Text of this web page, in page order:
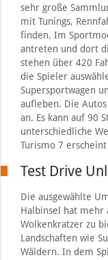
sehr große
mit Tunings,
finden. Im
antreten und dort
stehen über 420
die Spieler
Supersportwagen
aufleben. Die
an. Es kann auf 90
unterschiedliche
Turismo 7
Test Drive
Die ausgewählte
Halbinsel hat mehr
Wolkenkratzer zu
Landschaften wie
Wäldern. In dem